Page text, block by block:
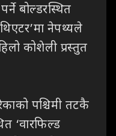
बोल्डरस्थित
नेपथ्यले
कोशेली प्रस्तुत
पश्चिमी तटकै
‘वारफिल्ड